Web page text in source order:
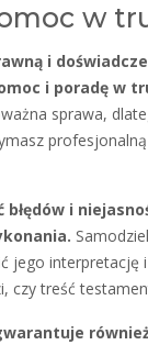
w
i
i poradę w
sprawa,
błędów i
jego
czy treść